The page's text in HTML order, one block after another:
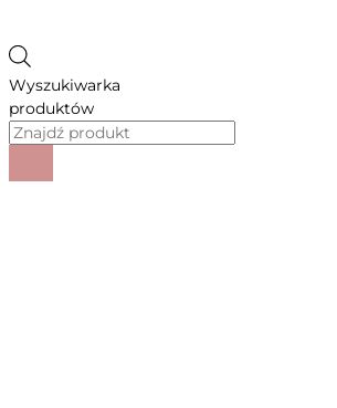
Wyszukiwarka
produktów